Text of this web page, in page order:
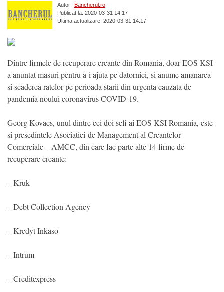
Autor: Bancherul.ro
Publicat la: 2020-03-31 14:17
Ultima actualizare: 2020-03-31 14:17
Dintre firmele de recuperare creante din Romania, doar EOS KSI
a anuntat masuri pentru a-i ajuta pe datornici, si anume amanarea
si scaderea ratelor pe perioada starii din urgenta cauzata de
pandemia noului coronavirus COVID-19.
Georg Kovacs, unul dintre cei doi sefi ai EOS KSI Romania, este
si presedintele Asociatiei de Management al Creantelor
Comerciale – AMCC, din care fac parte alte 14 firme de
recuperare creante:
– Kruk
– Debt Collection Agency
– Kredyt Inkaso
– Intrum
– Creditexpress